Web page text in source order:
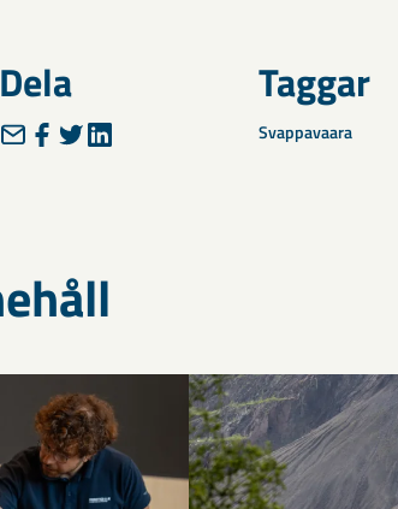
Dela Taggar
Svappavaara